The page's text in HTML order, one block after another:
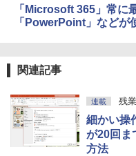
「Microsoft 365」常に
「PowerPoint」などが
関連記事
連載 残
細かい操
が20回ま
方法